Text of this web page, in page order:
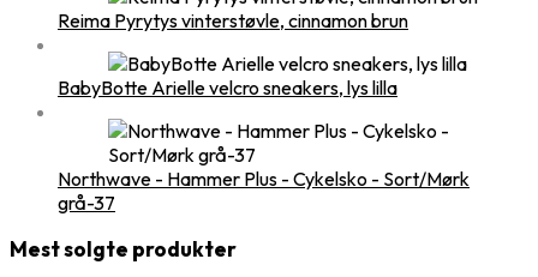
Reima Pyrytys vinterstøvle, cinnamon brun
BabyBotte Arielle velcro sneakers, lys lilla
Northwave - Hammer Plus - Cykelsko - Sort/Mørk
grå-37
Mest solgte produkter